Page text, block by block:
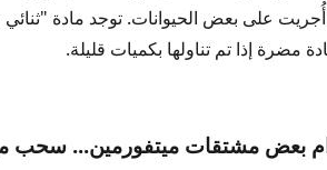
على بعض الحيوانات. توجد مادة "ثنائي
مضرة إذا تم تناولها بكميات قليلة.
بعض مشتقات ميتفورمين... سحب